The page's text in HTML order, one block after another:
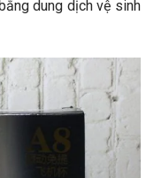
dung dịch vệ sinh